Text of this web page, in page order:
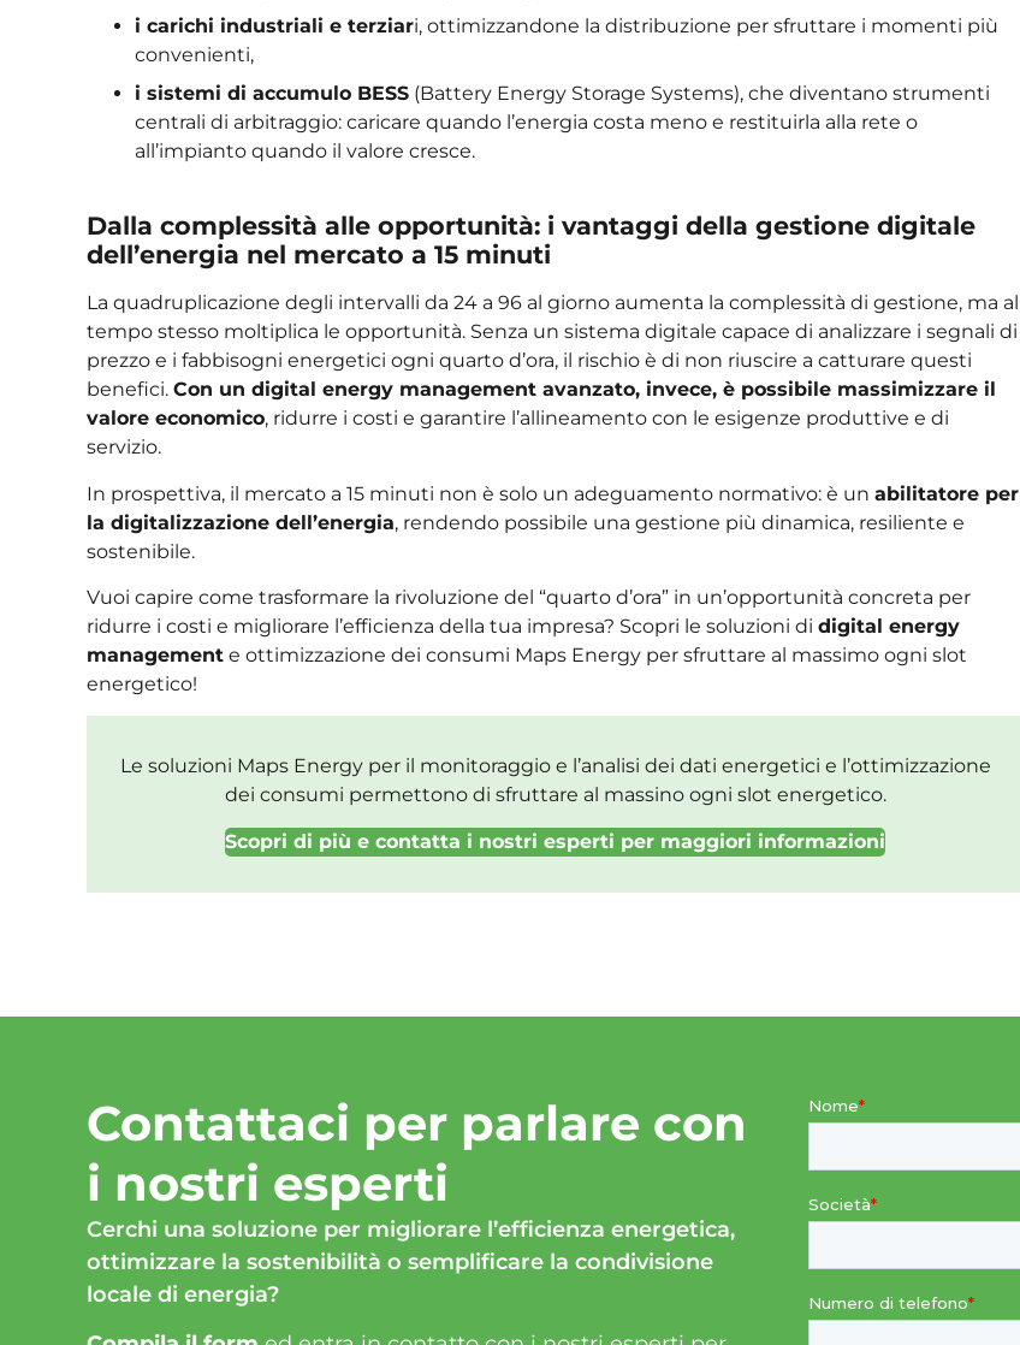
i carichi industriali e terziari, ottimizzandone la distribuzione per sfruttare i momenti più
convenienti,
i sistemi di accumulo BESS (Battery Energy Storage Systems), che diventano strumenti
centrali di arbitraggio: caricare quando l’energia costa meno e restituirla alla rete o
all’impianto quando il valore cresce.
Dalla complessità alle opportunità: i vantaggi della gestione digitale
dell’energia nel mercato a 15 minuti
La quadruplicazione degli intervalli da 24 a 96 al giorno aumenta la complessità di gestione, ma al
tempo stesso moltiplica le opportunità. Senza un sistema digitale capace di analizzare i segnali di
prezzo e i fabbisogni energetici ogni quarto d’ora, il rischio è di non riuscire a catturare questi
benefici. Con un digital energy management avanzato, invece, è possibile massimizzare il
valore economico, ridurre i costi e garantire l’allineamento con le esigenze produttive e di
servizio.
In prospettiva, il mercato a 15 minuti non è solo un adeguamento normativo: è un abilitatore per
la digitalizzazione dell’energia, rendendo possibile una gestione più dinamica, resiliente e
sostenibile.
Vuoi capire come trasformare la rivoluzione del “quarto d’ora” in un’opportunità concreta per
ridurre i costi e migliorare l’efficienza della tua impresa? Scopri le soluzioni di digital energy
management e ottimizzazione dei consumi Maps Energy per sfruttare al massimo ogni slot
energetico!
Le soluzioni Maps Energy per il monitoraggio e l’analisi dei dati energetici e l’ottimizzazione
dei consumi permettono di sfruttare al massino ogni slot energetico.
Scopri di più e contatta i nostri esperti per maggiori informazioni
Contattaci per parlare con
i nostri esperti​
Cerchi una soluzione per migliorare l’efficienza energetica,
ottimizzare la sostenibilità o semplificare la condivisione
locale di energia?